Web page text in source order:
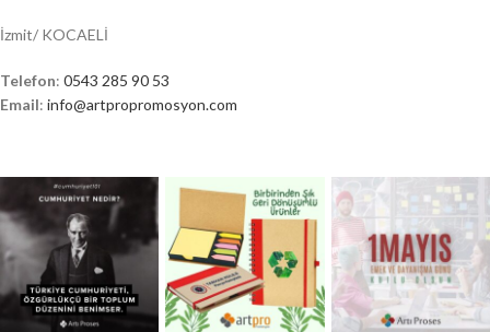
İzmit/ KOCAELİ
Telefon: 0543 285 90 53
Email: info@artpropromosyon.com